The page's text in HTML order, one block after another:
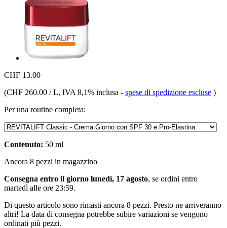
CHF 13.00
(CHF 260.00 / L, IVA 8,1% inclusa - spese di spedizione escluse )
Per una routine completa:
Contenuto: 50 ml
Ancora 8 pezzi in magazzino
Consegna entro il giorno lunedì, 17 agosto, se ordini entro
martedì alle ore 23:59.
Di questo articolo sono rimasti ancora 8 pezzi. Presto ne arriveranno
altri! La data di consegna potrebbe subire variazioni se vengono
ordinati più pezzi.